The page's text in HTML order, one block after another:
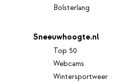
Bolsterlang
Sneeuwhoogte.nl
Top 50
Webcams
Wintersportweer